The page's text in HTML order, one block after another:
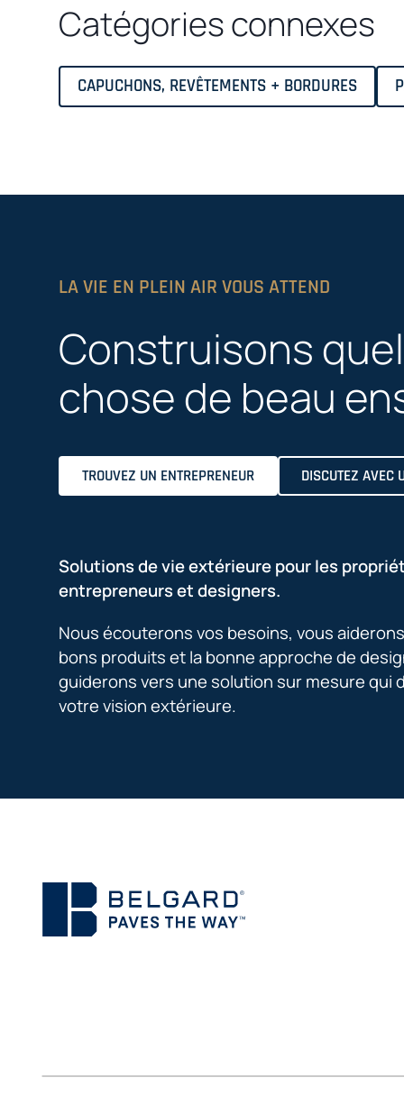
Catégories connexes
CAPUCHONS, REVÊTEMENTS + BORDURES
LA VIE EN PLEIN AIR VOUS ATTEND
Construisons
chose de beau
TROUVEZ UN ENTREPRENEUR DISCUTEZ AVEC
Solutions de vie extérieure pour les
entrepreneurs et designers.
Nous écouterons vos besoins, vous
bons produits et la bonne approche de
guiderons vers une solution sur mesure qui
votre vision extérieure.